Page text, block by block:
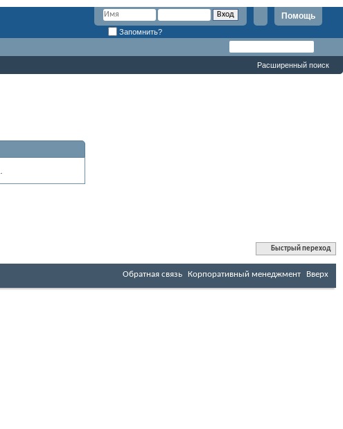
Помощь
Запомнить?
Расширенный поиск
Быстрый переход
Обратная связь Корпоративный менеджмент Вверх